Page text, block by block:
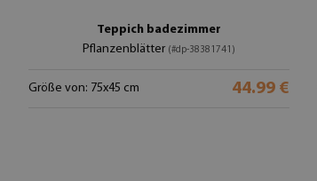
Teppich badezimmer
Pflanzenblätter (#dp-38381741)
Größe von: 75x45 cm 44.99 €